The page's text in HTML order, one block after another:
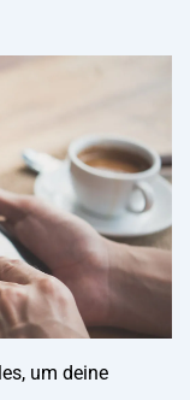
um deine